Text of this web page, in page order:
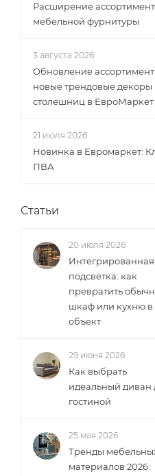
Расширение
мебельной фурнитуры
3 августа 2026
Обновление
новые трендовые декоры
столешниц в ЕвроМаркет
21 июля 2026
Новинка в Евромаркет:
ПВА
Статьи
20 июля 2026
Интегрированная
подсветка: как
превратить
шкаф или кухню в
объект
29 июня 2026
Как выбрать
идеальный диван
гостиной
25 мая 2026
Тренды
материалов 2026: